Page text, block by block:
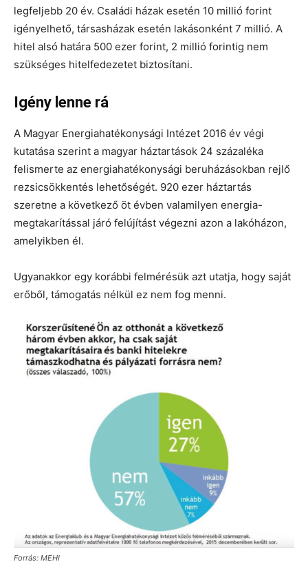
legfeljebb 20 év. Családi házak esetén 10 millió forint
igényelhető, társasházak esetén lakásonként 7 millió. A
hitel alsó határa 500 ezer forint, 2 millió forintig nem
szükséges hitelfedezetet biztosítani.
Igény lenne rá
A Magyar Energiahatékonysági Intézet 2016 év végi
kutatása szerint a magyar háztartások 24 százaléka
felismerte az energiahatékonysági beruházásokban rejlő
rezsicsökkentés lehetőségét. 920 ezer háztartás
szeretne a következő öt évben valamilyen energia-
megtakarítással járó felújítást végezni azon a lakóházon,
amelyikben él.
Ugyanakkor egy korábbi felmérésük azt utatja, hogy saját
erőből, támogatás nélkül ez nem fog menni.
Forrás: MEHI